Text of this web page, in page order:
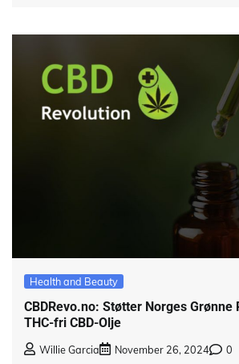
Health and Beauty
CBDRevo.no: Støtter Norges Grønne
THC-fri CBD-Olje
Willie Garcia November 26, 2024 0